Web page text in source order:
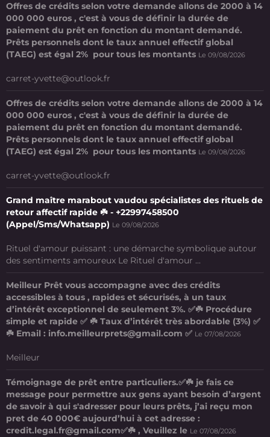
Offres de crédits selon votre demande allons de 2000 à 14
000 000 euros , c'est à vous de définir la durée de
paiement du prêt en fonction du montant demandé.
Prêts personnels dont le taux annuel effectif global
(TAEG) est égal 2% pour tous les montants Le 09/08/2026
carret-yvette@outlook.fr
Offres de crédits selon votre demande allons de 2000 à 14
000 000 euros , c'est à vous de définir la durée de
paiement du prêt en fonction du montant demandé.
Prêts personnels dont le taux annuel effectif global
(TAEG) est égal 2% pour tous les montants Le 09/08/2026
carret-yvette@outlook.fr
Grand maître marabout vaudou spécialistes des rituels de
retour affectif rapide ☘️ - +22997458500
(Appel/Sms/Whatsapp) Le 09/08/2026
Rituel d'amour puissant : une démarche symbolique autour
des sentiments amoureux Le Rituel d'amour ...
Meilleur Prêt vous accompagne avec des crédits
accessibles à tous , rapides et sécurisés, à un taux
d’intérêt exceptionnel de seulement 3%. ✅☘️ Procédure
simple et rapide ✅ ☘️ Taux d’intérêt très abordable (3%) ✅
☘️ Email : info.meilleurprets@gmail.com ✅ Le 07/08/2026
Meilleur
Témoignage de prêt entre particuliers.✅☘️ je fais ce
message pour permettre aux gens ayant besoin d’argent
de savoir à qui s'adresser pour leurs prêts, j’ai reçu mon
pret de 40 000€ aujourd’hui à cet adresse :
credit.legal.fr@gmail.com✅☘️ , Veuillez le Le 07/08/2026